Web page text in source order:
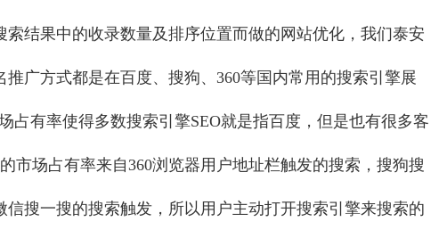
结果中的收录数量及排序位置而做的网站优化，我们泰安
广方式都是在百度、搜狗、360等国内常用的搜索引擎展
占有率使得多数搜索引擎SEO就是指百度，但是也有很多客
市场占有率来自360浏览器用户地址栏触发的搜索，搜狗搜
搜一搜的搜索触发，所以用户主动打开搜索引擎来搜索的